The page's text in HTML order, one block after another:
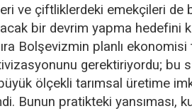
ve çiftliklerdeki emekçileri de
bir devrim yapma hedefini
Bolşevizmin planlı ekonomisi
gerektiriyordu; bu
ölçekli tarımsal üretime
Bunun pratikteki yansıması,